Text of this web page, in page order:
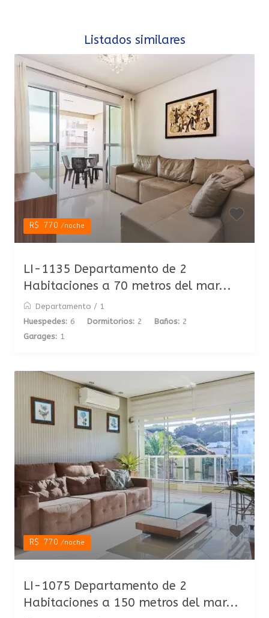
Listados similares
R$ 770/noche
LI-1135 Departamento de 2
Habitaciones a 70 metros del mar...
Departamento / 1
Huespedes: 6 Dormitorios: 2 Baños: 2
Garages: 1
R$ 770/noche
LI-1075 Departamento de 2
Habitaciones a 150 metros del mar...